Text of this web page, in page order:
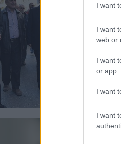
I want
I want
web or
I want
or app.
I want
I want